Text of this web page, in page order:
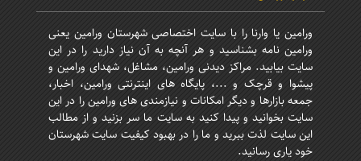
ورامین یا وارنا را با سایت اختصاصی شهرستان ورامین یعنی
ورامین نامه بشناسید و هر آنچه به آن نیاز دارید را در این
سایت بیابید. مراکز دیدنی ورامین، مشاغل، شهدای ورامین و
پیشوا و قرچک و ...، پایگاه های اینترنتی ورامین، اخبار،
جمعه بازارها و دیگر امکانات و نیازمندی های ورامین را در این
سایت بخوانید و پیدا کنید به سایت ما سر بزنید و از مطالب
این سایت لذت ببرید و ما را در بهبود کیفیت سایت شهرستان
خود یاری رسانید.